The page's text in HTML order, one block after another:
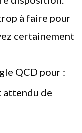
à faire pour
certainement
QCD pour :
attendu de